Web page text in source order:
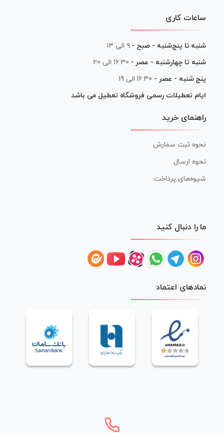
ساعات کاری
شنبه تا پنج‌شنبه - صبح - ۹ الی ۱۳
شنبه تا چهارشنبه - عصر - 16:30 الی 20
پنج شنبه - عصر - 16:30 الی 19
ایام تعطیلات رسمی فروشگاه تعطیل می باشد
راهنمای خرید
نحوه ثبت سفارش
نحوه ارسال
شیوه‌های پرداخت
ما را دنبال کنید
نمادهای اعتماد